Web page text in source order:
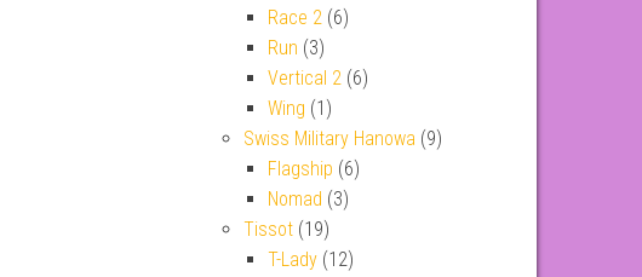
Race 2 (6)
Run (3)
Vertical 2 (6)
Wing (1)
Swiss Military Hanowa (9)
Flagship (6)
Nomad (3)
Tissot (19)
T-Lady (12)